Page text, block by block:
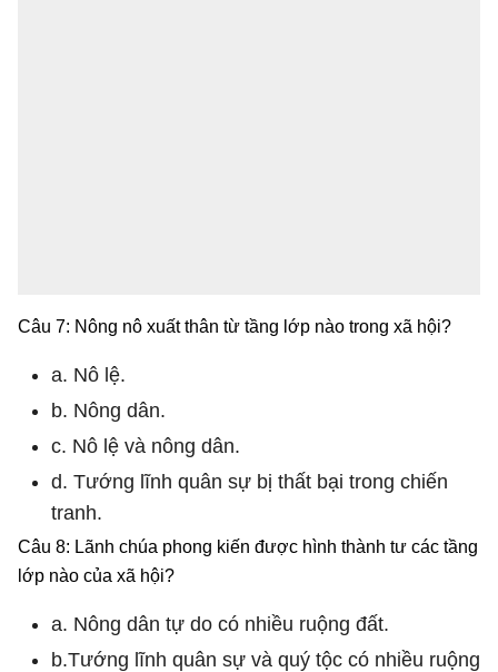
Câu 7: Nông nô xuất thân từ tầng lớp nào trong xã hội?
a. Nô lệ.
b. Nông dân.
c. Nô lệ và nông dân.
d. Tướng lĩnh quân sự bị thất bại trong chiến
tranh.
Câu 8: Lãnh chúa phong kiến được hình thành tư các tầng
lớp nào của xã hội?
a. Nông dân tự do có nhiều ruộng đất.
b.Tướng lĩnh quân sự và quý tộc có nhiều ruộng